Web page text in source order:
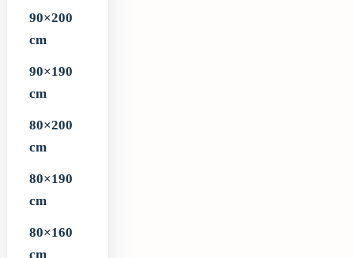
90×200
cm
90×190
cm
80×200
cm
80×190
cm
80×160
cm